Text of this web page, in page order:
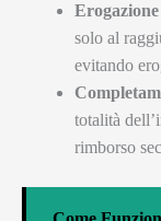
solo al
evitando
totalità
rimborso